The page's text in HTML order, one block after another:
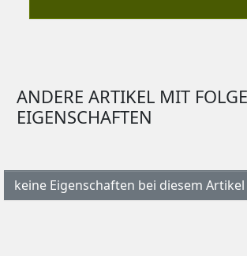
ANDERE ARTIKEL MIT
EIGENSCHAFTEN
keine Eigenschaften bei diesem